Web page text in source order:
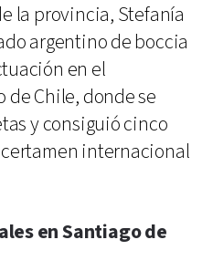
la provincia, Stefanía
argentino de boccia
en el
de Chile, donde se
y consiguió cinco
internacional
en Santiago de